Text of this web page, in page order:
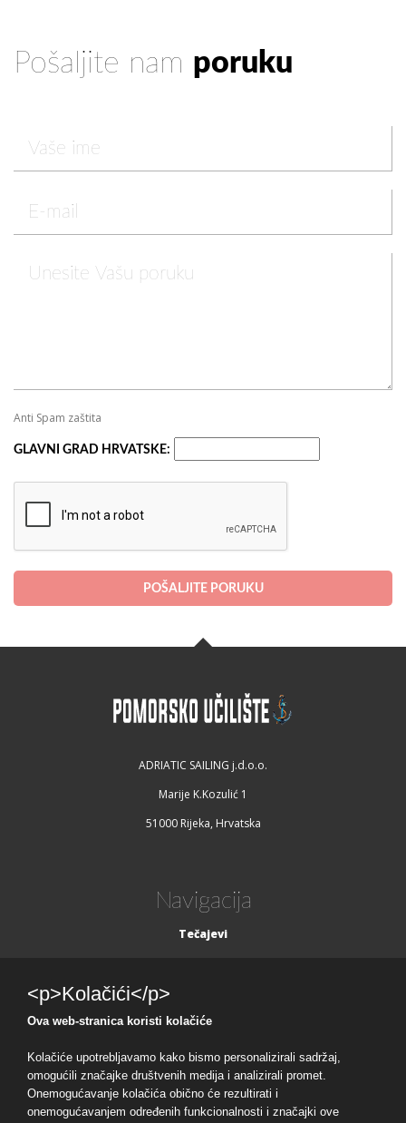
Pošaljite nam poruku
Anti Spam zaštita
GLAVNI GRAD HRVATSKE:
POŠALJITE PORUKU
<p>Kolačići</p>
Ova web-stranica koristi kolačiće
Kolačiće upotrebljavamo kako bismo personalizirali sadržaj,
omogućili značajke društvenih medija i analizirali promet.
Onemogućavanje kolačića obično će rezultirati i
onemogućavanjem određenih funkcionalnosti i značajki ove
ADRIATIC SAILING j.d.o.o.
Marije K.Kozulić 1
51000 Rijeka, Hrvatska
Navigacija
Tečajevi
Politika privatnosti
Uvjeti korištenja